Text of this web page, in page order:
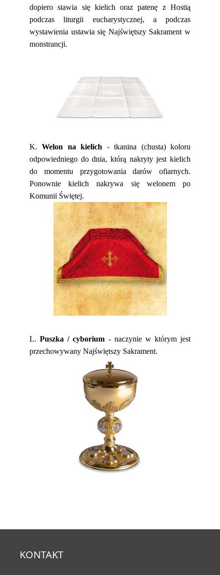
dopiero stawia się kielich oraz patenę z Hostią
podczas liturgii eucharystycznej, a podczas
wystawienia ustawia się Najświętszy Sakrament w
monstrancji.
K.Welon na kielich - tkanina (chusta) koloru
odpowiedniego do dnia, którą nakryty jest kielich
do momentu przygotowania darów ofiarnych.
Ponownie kielich nakrywa się welonem po
Komunii Świętej.
L.Puszka / cyborium - naczynie w którym jest
przechowywany Najświętszy Sakrament.
KONTAKT